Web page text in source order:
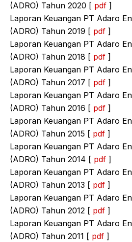
(ADRO) Tahun 2020 [ pdf ]
Laporan Keuangan PT Adaro
(ADRO) Tahun 2019 [ pdf ]
Laporan Keuangan PT Adaro
(ADRO) Tahun 2018 [ pdf ]
Laporan Keuangan PT Adaro
(ADRO) Tahun 2017 [ pdf ]
Laporan Keuangan PT Adaro
(ADRO) Tahun 2016 [ pdf ]
Laporan Keuangan PT Adaro
(ADRO) Tahun 2015 [ pdf ]
Laporan Keuangan PT Adaro
(ADRO) Tahun 2014 [ pdf ]
Laporan Keuangan PT Adaro
(ADRO) Tahun 2013 [ pdf ]
Laporan Keuangan PT Adaro
(ADRO) Tahun 2012 [ pdf ]
Laporan Keuangan PT Adaro
(ADRO) Tahun 2011 [ pdf ]